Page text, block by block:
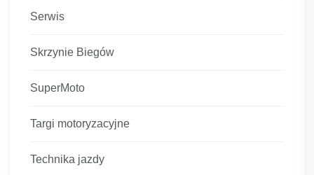
Serwis
Skrzynie Biegów
SuperMoto
Targi motoryzacyjne
Technika jazdy